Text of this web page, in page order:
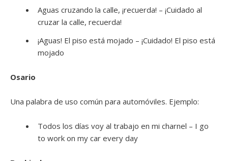
Aguas cruzando la calle, ¡recuerda! – ¡Cuidado al
cruzar la calle, recuerda!
¡Aguas! El piso está mojado – ¡Cuidado! El piso está
mojado
Osario
Una palabra de uso común para automóviles. Ejemplo:
Todos los días voy al trabajo en mi charnel – I go
to work on my car every day